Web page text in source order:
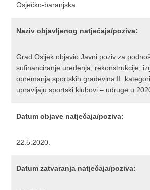
Osječko-baranjska
Naziv objavljenog natječaja/poziva:
Grad Osijek objavio Javni poziv za
sufinanciranje uređenja, rekonstrukcije,
opremanja sportskih građevina II.
upravljaju sportski klubovi – udruge u
Datum objave natječaja/poziva:
22.5.2020.
Datum zatvaranja natječaja/poziva: